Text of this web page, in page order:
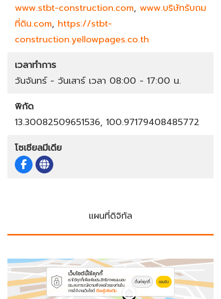
www.stbt-construction.com, www.บริษัทรับถม
ที่ดิน.com, https://stbt-
construction.yellowpages.co.th
เวลาทำการ
วันจันทร์ - วันเสาร์ เวลา 08:00 - 17:00 น.
พิกัด
13.30082509651536, 100.97179408485772
โซเชียลมีเดีย
แผนที่ดิจิทัล
เว็บไซต์นี้ใช้คุกกี้
เราใช้คุกกี้เพื่อเพิ่มประสิทธิภาพและมอบ
ประสบการณ์ความพึงพอใจของท่านใน
การใช้งานเว็บไซต์เรียนรู้เพิ่มเติม
ตั้งค่าคุกกี้ ยอมรับ